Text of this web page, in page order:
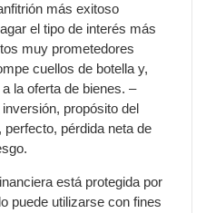
más exitoso
el tipo de interés más
muy prometedores
cuellos de botella y,
la oferta de bienes. –
propósito del
pérdida neta de
está protegida por
puede utilizarse con fines